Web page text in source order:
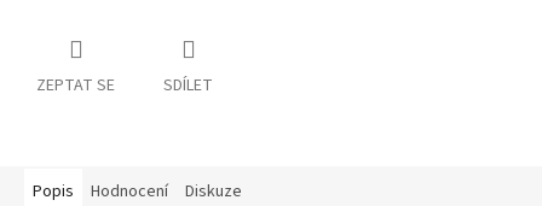
ZEPTAT SE SDÍLET
Popis Hodnocení Diskuze